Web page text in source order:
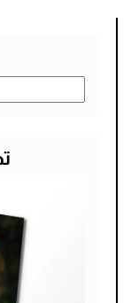
عن: